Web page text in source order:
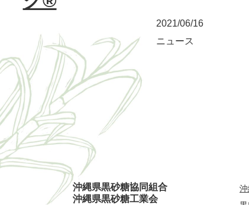
2021/06/16
ニュース
沖縄県黒砂糖協同組合
沖縄県黒砂糖工業会